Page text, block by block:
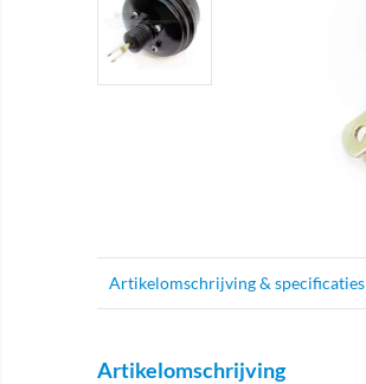
Artikelomschrijving & specificaties
Artikelomschrijving